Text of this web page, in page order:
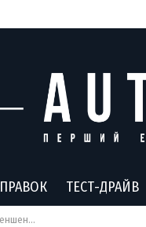
ТЕСТ-ДРАЙВ
Cybertruck